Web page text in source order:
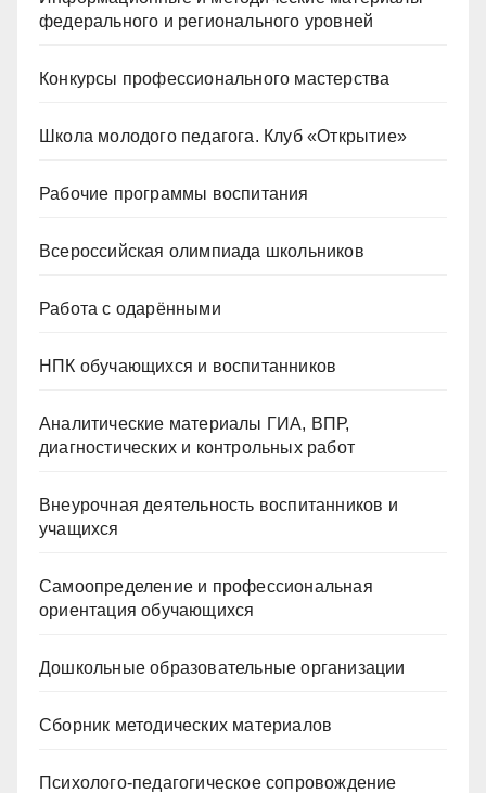
федерального и регионального уровней
Конкурсы профессионального мастерства
Школа молодого педагога. Клуб «Открытие»
Рабочие программы воспитания
Всероссийская олимпиада школьников
Работа с одарёнными
НПК обучающихся и воспитанников
Аналитические материалы ГИА, ВПР,
диагностических и контрольных работ
Внеурочная деятельность воспитанников и
учащихся
Самоопределение и профессиональная
ориентация обучающихся
Дошкольные образовательные организации
Сборник методических материалов
Психолого-педагогическое сопровождение